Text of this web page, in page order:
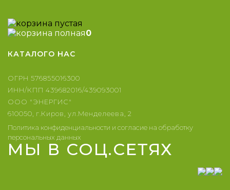
0
КАТАЛОГО НАС
ОГРН 576855016300
ИНН/КПП 439682016/439093001
ООО "ЭНЕРГИС"
610050, г.Киров, ул.Менделеева, 2
Политика конфиденциальности и согласие на обработку
персональных данных
МЫ В СОЦ.СЕТЯХ